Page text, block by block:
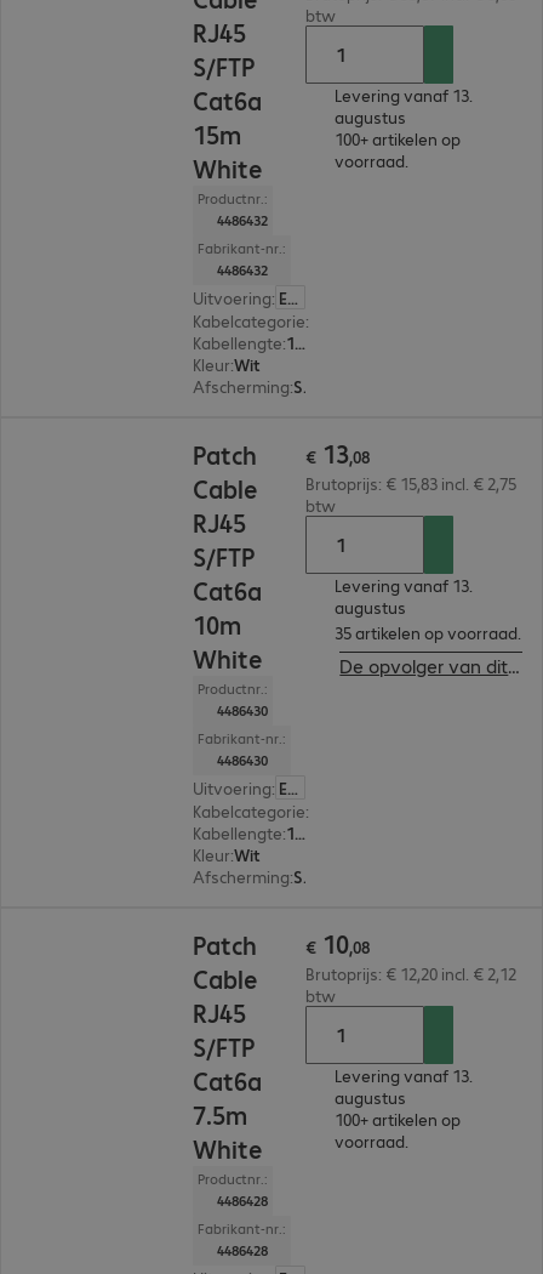
RJ45
S/FTP
Cat6a
15m
White
Productnr.:
4486432
Fabrikant-nr.:
4486432
Uitvoering: Europa
Kabelcategorie:
Kabellengte: 15 m
Kleur:Wit
Afscherming: S/FTP (PIMF)
btw
Levering vanaf 13.
augustus
100+ artikelen op
voorraad.
Patch
Cable
RJ45
S/FTP
Cat6a
10m
White
Productnr.:
4486430
Fabrikant-nr.:
4486430
Uitvoering: Europa
Kabelcategorie:
Kabellengte: 10 m
Kleur:Wit
Afscherming: S/FTP (PIMF)
€ 13,08
Brutoprijs: € 15,83 incl. € 2,75
btw
Levering vanaf 13.
augustus
35 artikelen op voorraad.
De opvolger van dit product bekijken
Patch
Cable
RJ45
S/FTP
Cat6a
7.5m
White
Productnr.:
4486428
Fabrikant-nr.:
4486428
€ 10,08
Brutoprijs: € 12,20 incl. € 2,12
btw
Levering vanaf 13.
augustus
100+ artikelen op
voorraad.